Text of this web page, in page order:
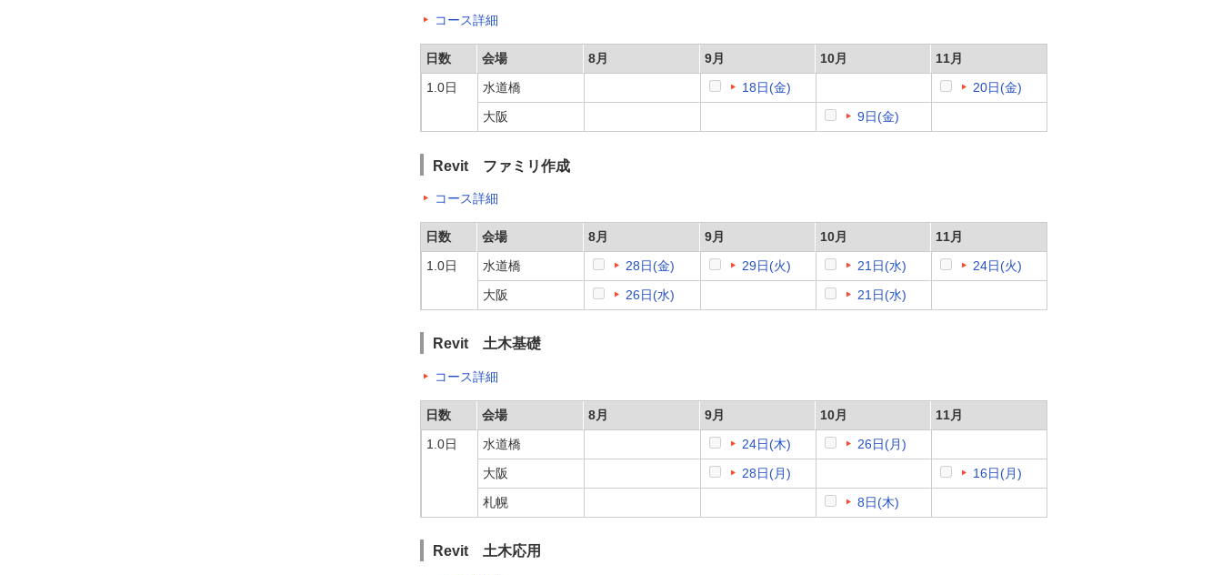
コース詳細
日数 会場 8月 9月 10月
11月
1.0日
水道橋 18日(金)
20日(金)
大阪
9日(金)
Revit ファミリ作成
コース詳細
日数 会場 8月 9月 10月
11月
1.0日
水道橋 28日(金) 29日(火) 21日(水)
24日(火)
大阪
26日(水) 21日(水)
Revit 土木基礎
コース詳細
日数 会場 8月 9月 10月
11月
1.0日
水道橋 24日(木)
26日(月)
大阪
28日(月)
16日(月)
札幌
8日(木)
Revit 土木応用